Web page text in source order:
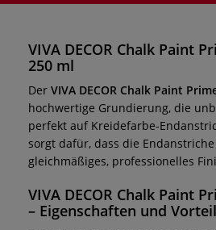
VIVA DECOR Chalk Paint
250 ml
Der VIVA DECOR Chalk Paint
hochwertige Grundierung, die
perfekt auf Kreidefarbe-
sorgt dafür, dass die
gleichmäßiges, professionelles
VIVA DECOR Chalk Paint
– Eigenschaften und